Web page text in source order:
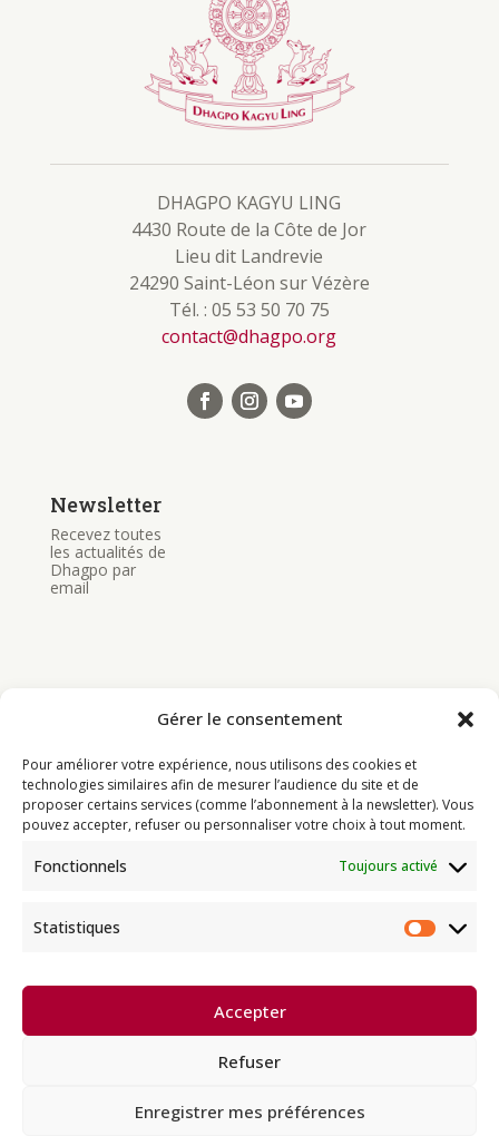
Gérer le consentement
Pour améliorer votre expérience, nous utilisons des cookies et
technologies similaires afin de mesurer l’audience du site et de
proposer certains services (comme l’abonnement à la newsletter). Vous
pouvez accepter, refuser ou personnaliser votre choix à tout moment.
Fonctionnels Toujours activé
Statistiques
Accepter
Refuser
Enregistrer mes préférences
DHAGPO KAGYU LING
4430 Route de la Côte de Jor
Lieu dit Landrevie
24290 Saint-Léon sur Vézère
Tél. : 05 53 50 70 75
contact@dhagpo.org
Newsletter
Recevez toutes
les actualités de
Dhagpo par
email
Programme
Actualités
Ressources
Infos pratiques
direction spirituelle de Thayé
Dorjé, Sa Sainteté le XVII Gyalwa
lignée karma kagyü, est membre